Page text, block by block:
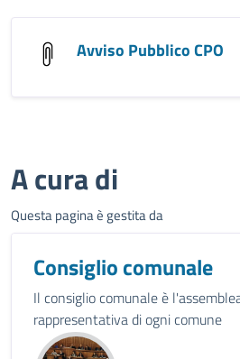
Avviso Pubblico CPO
A cura di
Questa pagina è gestita da
Consiglio comunale
Il consiglio comunale è
rappresentativa di ogni comune